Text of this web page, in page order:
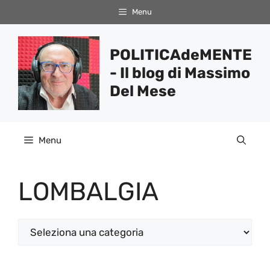
al
contenuto
Menu
POLITICAdeMENTE
- Il blog di Massimo
Del Mese
Menu
LOMBALGIA
Categorie